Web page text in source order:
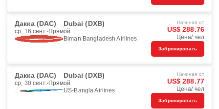
Дакка (DAC) Dubai (DXB)
ср, 16 сент. Прямой
Biman Bangladesh Airlines
Начиная от
US$ 288.76
Цена/ чел
Забронировать
Дакка (DAC) Dubai (DXB)
ср, 30 сент. Прямой
US-Bangla Airlines
Начиная от
US$ 288.77
Цена/ чел
Забронировать